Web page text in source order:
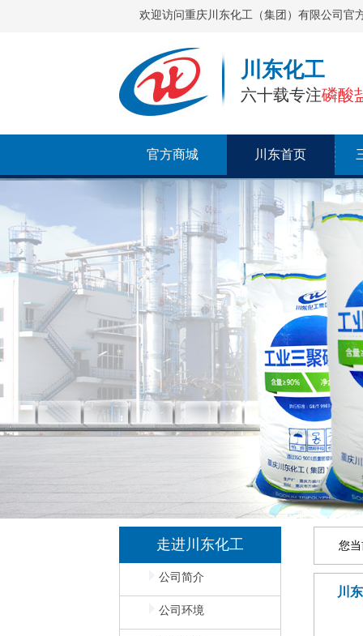
欢迎访问重庆川东化工（集团）有限公司官
川东化工
六十载专注磷酸
官方商城 川东首页
走进川东化工
公司简介
公司环境
您
川